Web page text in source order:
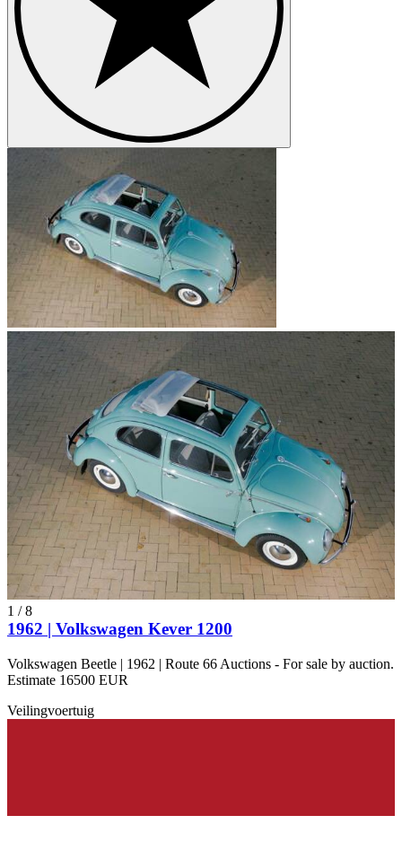
1 /8
1962 | Volkswagen Kever 1200
Volkswagen Beetle | 1962 | Route 66 Auctions - For sale by auction.
Estimate 16500 EUR
Veilingvoertuig